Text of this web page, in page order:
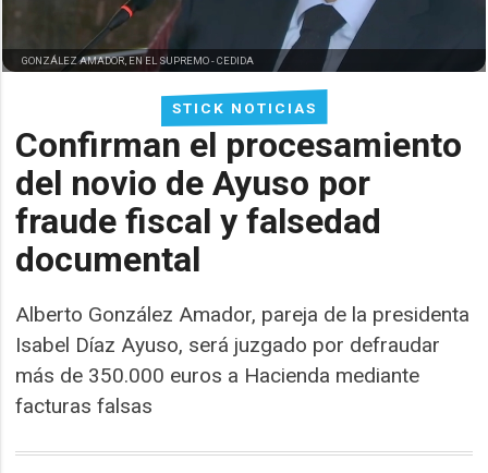
STICK NOTICIAS
Confirman el procesamiento
del novio de Ayuso por
fraude fiscal y falsedad
documental
Alberto González Amador, pareja de la presidenta
Isabel Díaz Ayuso, será juzgado por defraudar
más de 350.000 euros a Hacienda mediante
facturas falsas
GONZÁLEZ AMADOR, EN EL SUPREMO -CEDIDA